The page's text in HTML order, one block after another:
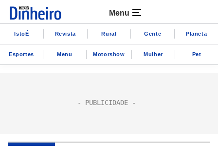
Menu
IstoÉ Revista Rural Gente Planeta
Esportes Menu Motorshow Mulher Pet